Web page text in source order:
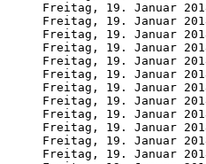
Freitag, 19. Januar
Freitag, 19. Januar
Freitag, 19. Januar
Freitag, 19. Januar
Freitag, 19. Januar
Freitag, 19. Januar
Freitag, 19. Januar
Freitag, 19. Januar
Freitag, 19. Januar
Freitag, 19. Januar
Freitag, 19. Januar
Freitag, 19. Januar